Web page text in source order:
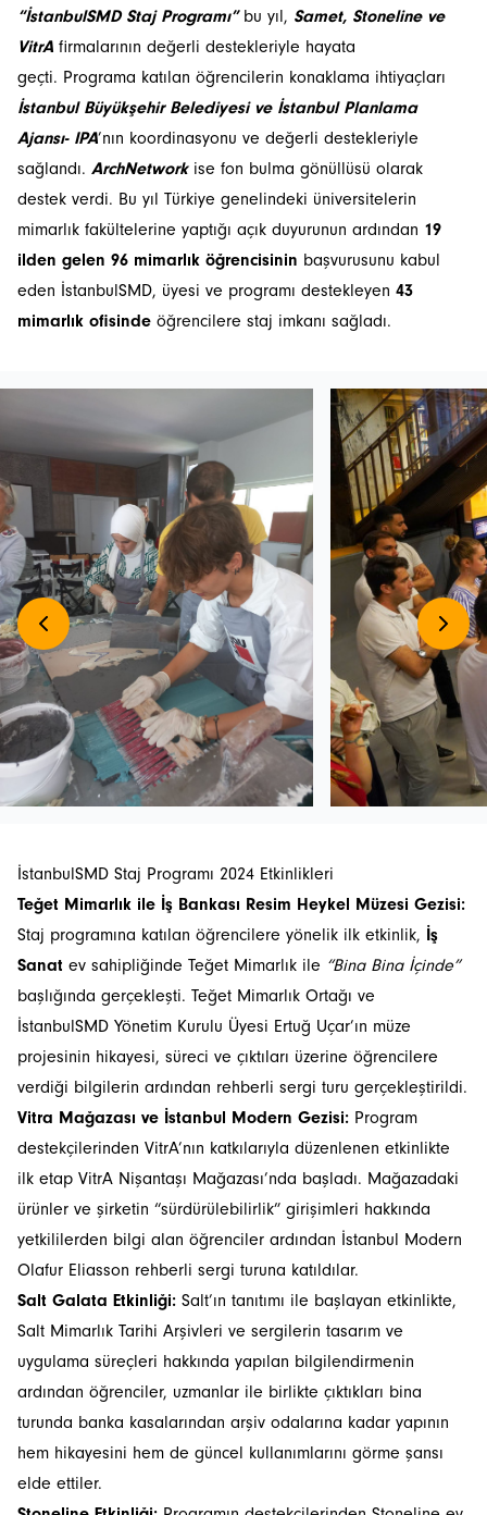
“İstanbulSMD Staj Programı” bu yıl, Samet, Stoneline ve
VitrA firmalarının değerli destekleriyle hayata
geçti. Programa katılan öğrencilerin konaklama ihtiyaçları
İstanbul Büyükşehir Belediyesi ve İstanbul Planlama
Ajansı- IPA’nın koordinasyonu ve değerli destekleriyle
sağlandı. ArchNetworkise fon bulma gönüllüsü olarak
destek verdi. Bu yıl Türkiye genelindeki üniversitelerin
mimarlık fakültelerine yaptığı açık duyurunun ardından 19
ilden gelen 96 mimarlık öğrencisinin başvurusunu kabul
eden İstanbulSMD, üyesi ve programı destekleyen 43
mimarlık ofisinde öğrencilere staj imkanı sağladı.
İstanbulSMD Staj Programı 2024 Etkinlikleri
Teğet Mimarlık ile İş Bankası Resim Heykel Müzesi Gezisi:
Staj programına katılan öğrencilere yönelik ilk etkinlik, İş
Sanat ev sahipliğinde Teğet Mimarlık ile “Bina Bina İçinde”
başlığında gerçekleşti. Teğet Mimarlık Ortağı ve
İstanbulSMD Yönetim Kurulu Üyesi Ertuğ Uçar’ın müze
projesinin hikayesi, süreci ve çıktıları üzerine öğrencilere
verdiği bilgilerin ardından rehberli sergi turu gerçekleştirildi.
Vitra Mağazası ve İstanbul Modern Gezisi: Program
destekçilerinden VitrA’nın katkılarıyla düzenlenen etkinlikte
ilk etap VitrA Nişantaşı Mağazası’nda başladı. Mağazadaki
ürünler ve şirketin “sürdürülebilirlik” girişimleri hakkında
yetkililerden bilgi alan öğrenciler ardından İstanbul Modern
Olafur Eliasson rehberli sergi turuna katıldılar.
Salt Galata Etkinliği: Salt’ın tanıtımı ile başlayan etkinlikte,
Salt Mimarlık Tarihi Arşivleri ve sergilerin tasarım ve
uygulama süreçleri hakkında yapılan bilgilendirmenin
ardından öğrenciler, uzmanlar ile birlikte çıktıkları bina
turunda banka kasalarından arşiv odalarına kadar yapının
hem hikayesini hem de güncel kullanımlarını görme şansı
elde ettiler.